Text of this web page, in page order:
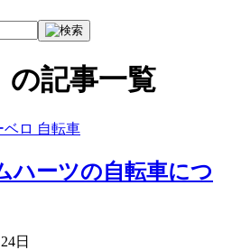
の記事一覧
ハーツの自転車につ
日